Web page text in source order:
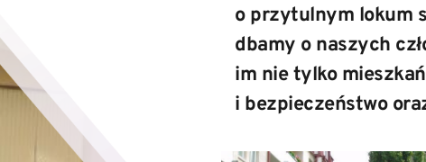
o przytulnym lokum
dbamy o naszych
im nie tylko
i bezpieczeństwo